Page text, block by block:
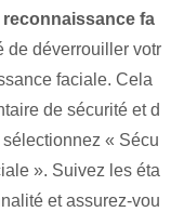
reconnaissance fa
de déverrouiller votr
faciale. Cela
de sécurité et d
« Sécu
». Suivez les éta
et assurez-vou